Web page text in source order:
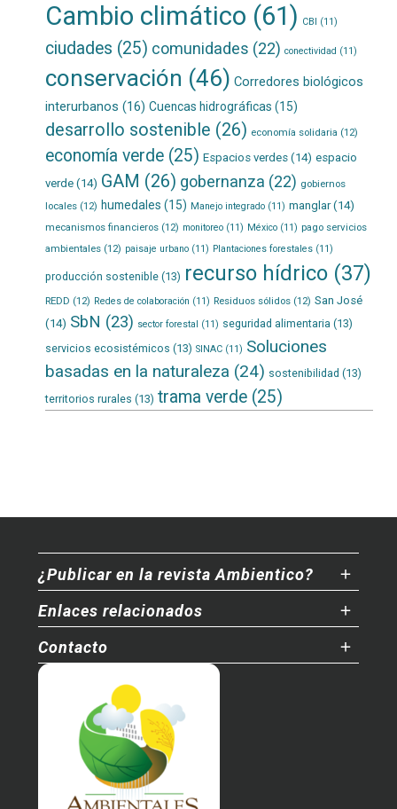
Cambio climático (61) CBI (11)
ciudades (25) comunidades (22) conectividad (11)
conservación (46) Corredores biológicos
interurbanos (16) Cuencas hidrográficas (15)
desarrollo sostenible (26) economía solidaria (12)
economía verde(25) Espacios verdes(14) espacio
verde(14) GAM (26) gobernanza (22) gobiernos
locales(12) humedales (15) Manejo integrado(11) manglar(14)
mecanismos financieros(12) monitoreo(11) México(11) pago servicios
ambientales(12) paisaje urbano(11) Plantaciones forestales(11)
producción sostenible(13) recurso hídrico(37)
REDD (12) Redes de colaboración (11) Residuos sólidos(12) San José
(14) SbN (23) sector forestal (11) seguridad alimentaria (13)
servicios ecosistémicos (13) SINAC(11) Soluciones
basadas en la naturaleza (24) sostenibilidad (13)
territorios rurales (13) trama verde(25)
¿Publicar en la revista Ambientico?
Enlaces relacionados
Contacto